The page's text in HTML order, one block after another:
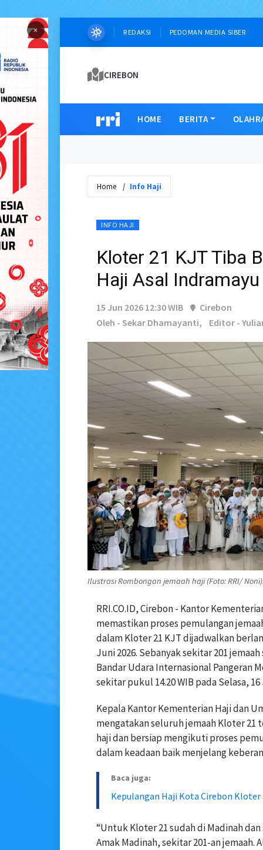
× REDAKSI PEDOMAN MEDIA SIBER
CIREBON
HOME BERITA
Home Info Haji
INFO HAJI
Kloter 21 KJT Tiba
Haji Asal Indramayu
15 Jun 2026 12:30 WIB
Cirebon
Oleh - Sekar Dhamayanti,
Editor -
Ilustrasi Rombongan jemaah haji (Foto: RRI/
RRI.CO.ID, Cirebon - Kantor
memastikan proses pemulangan
dalam Kloter 21 KJT dijadwalkan
Juni 2026. Sebanyak sekitar 201
Bandar Udara Internasional Pangeran
sekitar pukul 14.20 WIB pada Selasa, 16
Kepala Kantor Kementerian Haji dan
mengatakan seluruh jemaah Kloter 21
haji dan bersiap mengikuti proses
dalam keadaan baik menjelang
Baca juga:
Kepulangan Haji Kota Cirebon Kloter
“Untuk Kloter 21 sudah di Madinah
Amak Madinah, sekitar 201-an jemaah.